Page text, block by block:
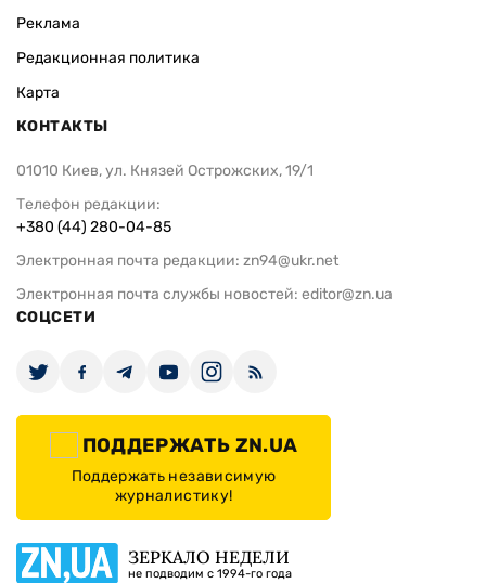
Реклама
Редакционная политика
Карта
КОНТАКТЫ
01010 Киев, ул. Князей Острожских, 19/1
Телефон редакции:
+380 (44) 280-04-85
Электронная почта редакции: zn94@ukr.net
Электронная почта службы новостей: editor@zn.ua
СОЦСЕТИ
ПОДДЕРЖАТЬ ZN.UA
Поддержать независимую
журналистику!
ЗЕРКАЛО НЕДЕЛИ
не подводим с 1994-го года